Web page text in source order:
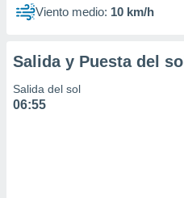
Viento medio: 10 km/h
Salida y Puesta del sol
Salida del sol
06:55